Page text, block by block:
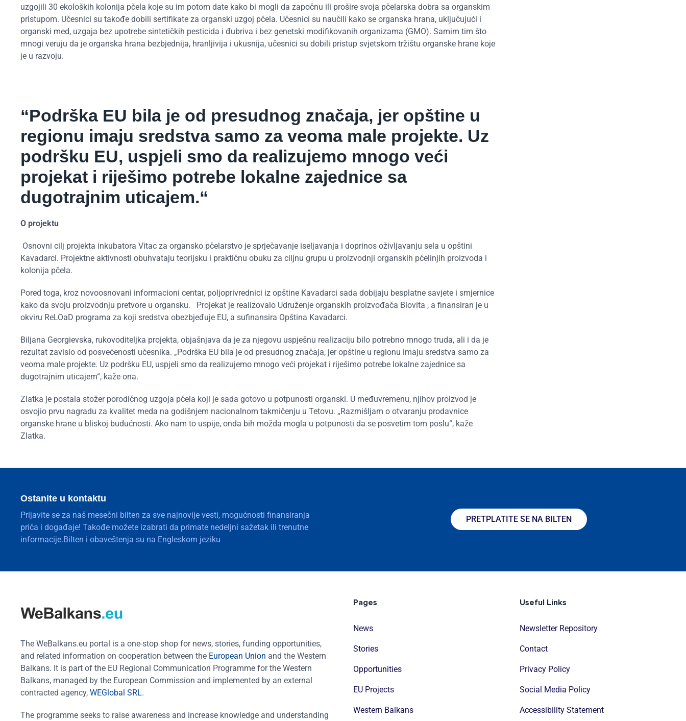
uzgojili 30 ekoloških kolonija pčela koje su im potom date kako bi mogli da započnu ili prošire svoja pčelarska dobra sa organskim
pristupom. Učesnici su takođe dobili sertifikate za organski uzgoj pčela. Učesnici su naučili kako se organska hrana, uključujući i
organski med, uzgaja bez upotrebe sintetičkih pesticida i đubriva i bez genetski modifikovanih organizama (GMO). Samim tim što
mnogi veruju da je organska hrana bezbjednija, hranljivija i ukusnija, učesnici su dobili pristup svjetskom tržištu organske hrane koje
je u razvoju.
“Podrška EU bila je od presudnog značaja, jer opštine u
regionu imaju sredstva samo za veoma male projekte. Uz
podršku EU, uspjeli smo da realizujemo mnogo veći
projekat i riješimo potrebe lokalne zajednice sa
dugotrajnim uticajem.“
O projektu
Osnovni cilj projekta inkubatora Vitac za organsko pčelarstvo je sprječavanje iseljavanja i doprinos oživljavanju sela u opštini
Kavadarci. Projektne aktivnosti obuhvataju teorijsku i praktičnu obuku za ciljnu grupu u proizvodnji organskih pčelinjih proizvoda i
kolonija pčela.
Pored toga, kroz novoosnovani informacioni centar, poljoprivrednici iz opštine Kavadarci sada dobijaju besplatne savjete i smjernice
kako da svoju proizvodnju pretvore u organsku. Projekat je realizovalo Udruženje organskih proizvođača Biovita , a finansiran je u
okviru ReLOaD programa za koji sredstva obezbjeđuje EU, a sufinansira Opština Kavadarci.
Biljana Georgievska, rukovoditeljka projekta, objašnjava da je za njegovu uspješnu realizaciju bilo potrebno mnogo truda, ali i da je
rezultat zavisio od posvećenosti učesnika. „Podrška EU bila je od presudnog značaja, jer opštine u regionu imaju sredstva samo za
veoma male projekte. Uz podršku EU, uspjeli smo da realizujemo mnogo veći projekat i riješimo potrebe lokalne zajednice sa
dugotrajnim uticajem“, kaže ona.
Zlatka je postala stožer porodičnog uzgoja pčela koji je sada gotovo u potpunosti organski. U međuvremenu, njihov proizvod je
osvojio prvu nagradu za kvalitet meda na godišnjem nacionalnom takmičenju u Tetovu. „Razmišljam o otvaranju prodavnice
organske hrane u bliskoj budućnosti. Ako nam to uspije, onda bih možda mogla u potpunosti da se posvetim tom poslu“, kaže
Zlatka.
Ostanite u kontaktu
Prijavite se za naš mesečni bilten za sve najnovije vesti, mogućnosti finansiranja
priča i događaje! Takođe možete izabrati da primate nedeljni sažetak ili trenutne
informacije.Bilten i obaveštenja su na Engleskom jeziku
PRETPLATITE SE NA BILTEN
The WeBalkans.eu portal is a one-stop shop for news, stories, funding opportunities,
and related information on cooperation between the European Union and the Western
Balkans. It is part of the EU Regional Communication Programme for the Western
Balkans, managed by the European Commission and implemented by an external
contracted agency, WEGlobal SRL.
The programme seeks to raise awareness and increase knowledge and understanding
Pages
News
Stories
Opportunities
EU Projects
Western Balkans
Useful Links
Newsletter Repository
Contact
Privacy Policy
Social Media Policy
Accessibility Statement